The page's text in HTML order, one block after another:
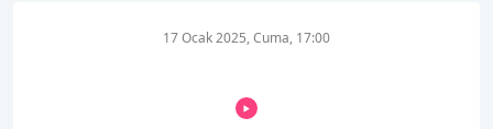
17 Ocak 2025, Cuma, 17:00